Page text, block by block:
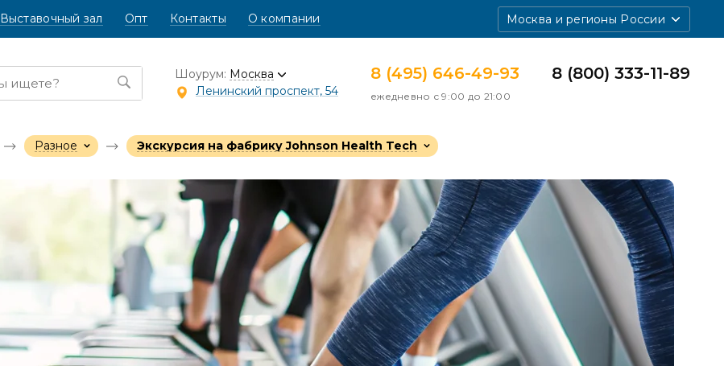
Выставочный зал Опт Контакты О компании Москва и регионы России
Шоурум: Москва
Ленинский проспект, 54
8 (495) 646-49-93
ежедневно с 9:00 до 21:00
8 (800) 333-11-89
Разное Экскурсия на фабрику Johnson Health Tech